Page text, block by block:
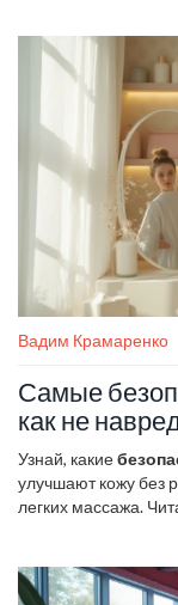
Вадим Крамаренко
Самые
как не
Узнай, какие
улучшают кожу без
легких массажа.